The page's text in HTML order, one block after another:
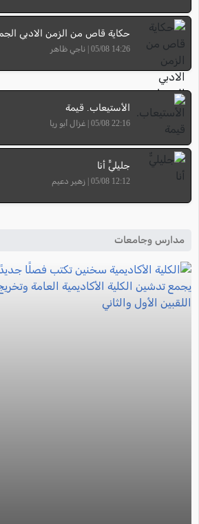
حكاية قاص من الزمن الادبي
14:26 05/08 | ناجي ظاهر
الأستيعاب. قيمة
22:16 05/08 | غزال أبو ريا
جليليٌّ أنا
12:12 05/08 | زهير دعيم
مدارس وجامعات